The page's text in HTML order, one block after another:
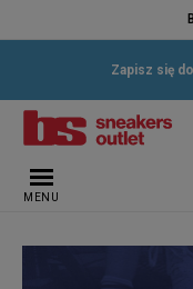
Zapisz się
MENU